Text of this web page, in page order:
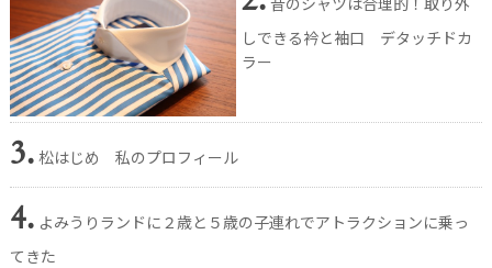
昔のシャツは合理的！取り外
しできる衿と袖口 デタッチドカ
ラー
3. 松はじめ 私のプロフィール
4. よみうりランドに２歳と５歳の子連れでアトラクションに乗っ
てきた